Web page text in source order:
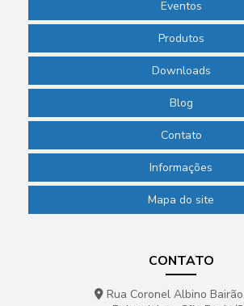
Eventos
Produtos
Downloads
Blog
Contato
Informações
Mapa do site
CONTATO
Rua Coronel Albino